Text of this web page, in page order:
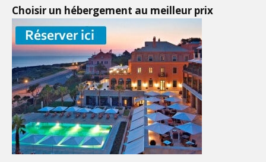
Choisir un hébergement au meilleur prix